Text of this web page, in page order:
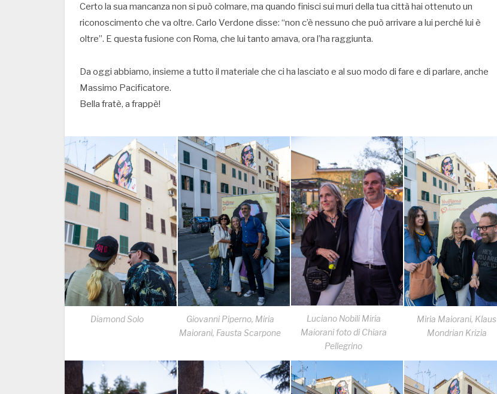
Certo la sua mancanza non si può colmare, ma quando finisci sui muri della tua città hai ottenuto un
riconoscimento che va oltre. Carlo Verdone disse: “non c’è nessuno che può arrivare a lui perché lui è
oltre”. E questa fusione con Roma, che lui tanto amava, ora l’ha raggiunta.
Da oggi abbiamo, insieme a tutto il materiale che ci ha lasciato e al suo modo di fare e di parlare, anche
Massimo Pacificatore.
Bella fratè, a frappè!
Diamond Solo
Giovanni Piperno, Miria
Maiorani, Fausta Scarpone
Luciano Nobili Miria
Maiorani foto di Chiara
Pellegrino
Miria Maiorani, Klaus
Mondrian Krizia